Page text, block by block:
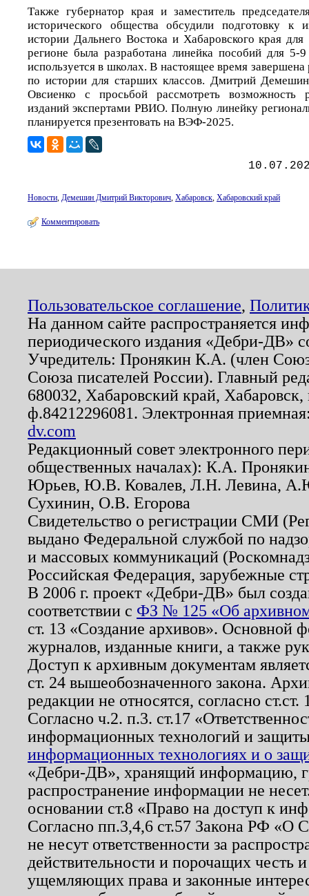
Также губернатор края и заместитель
исторического общества обсудили подготовку к
истории Дальнего Востока и Хабаровского края
регионе была разработана линейка пособий для 5-
используется в школах. В настоящее время
по истории для старших классов. Дмитрий
Овсиенко с просьбой рассмотреть возможность
изданий экспертами РВИО. Полную линейку
планируется презентовать на ВЭФ-2025.
Новости, Демешин Дмитрий Викторович, Хабаровск, Хабаровский край
Комментировать
Пользовательское соглашение,
На данном сайте распространяется
периодического издания «Дебри-ДВ»
Учредитель: Пронякин К.А. (член
Союза писателей России). Главный
680032, Хабаровский край,
ф.84212296081. Электронная
dv.com
Редакционный совет электронного
общественных началах): К.А.
Юрьев, Ю.В. Ковалев, Л.Н. Левина,
Сухинин, О.В. Егорова
Свидетельство о регистрации СМИ
выдано Федеральной службой по
и массовых коммуникаций
Российская Федерация, зарубежные
В 2006 г. проект «Дебри-ДВ» был
соответствии с ФЗ № 125 «Об
ст. 13 «Создание архивов». Основной
журналов, изданные книги, а также
Доступ к архивным документам
ст. 24 вышеобозначенного закона.
редакции не относятся, согласно
Согласно ч.2. п.3. ст.17
информационных технологий и
информационных технологиях и о
«Дебри-ДВ», хранящий информацию,
распространение информации не
основании ст.8 «Право на доступ к
Согласно пп.3,4,6 ст.57 Закона РФ «О
не несут ответственности за
действительности и порочащих честь
ущемляющих права и законные